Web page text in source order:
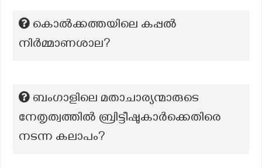
കൊല്‍ക്കത്തയിലെ കപ്പല്‍
നിര്‍മ്മാണശാല?
ബംഗാളിലെ മതാചാര്യന്മാരുടെ
നേതൃത്വത്തിൽ ബ്രിട്ടീഷുകാർക്കെതിരെ
നടന്ന കലാപം?